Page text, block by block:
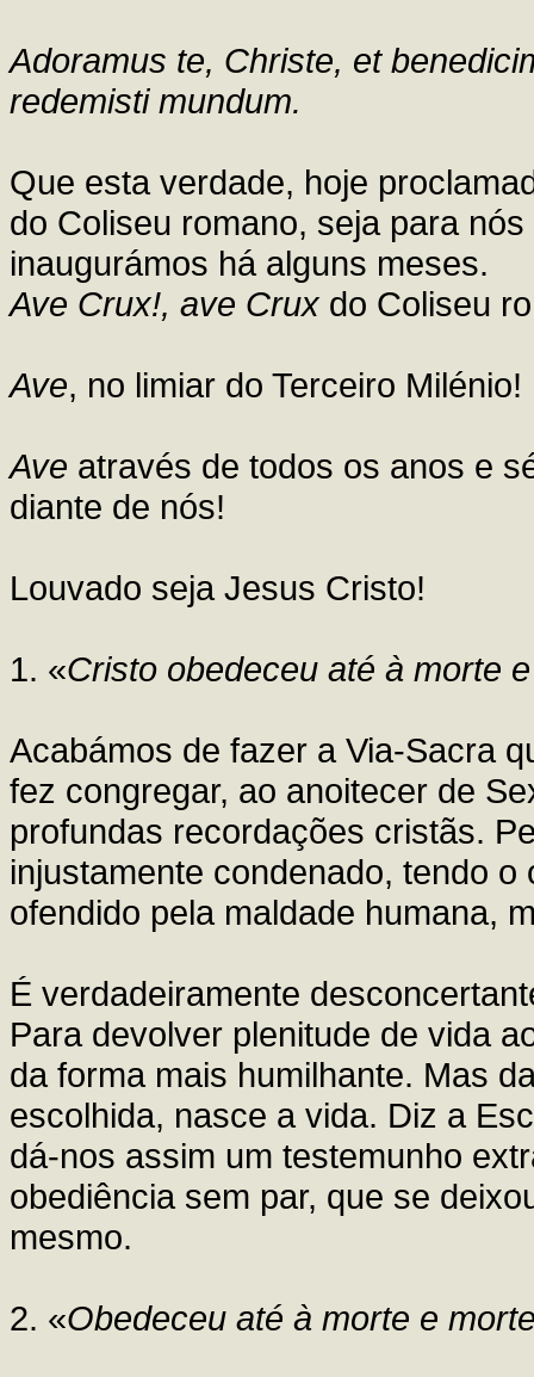
Adoramus te, Christe, et
redemisti mundum.
Que esta verdade, hoje
do Coliseu romano, seja para
inaugurámos há alguns meses.
Ave Crux!, ave Crux do Coliseu
Ave, no limiar do Terceiro Milénio!
Ave através de todos os anos e
diante de nós!
Louvado seja Jesus Cristo!
1. «Cristo obedeceu até à morte
Acabámos de fazer a Via-Sacra
fez congregar, ao anoitecer de
profundas recordações cristãs.
injustamente condenado, tendo
ofendido pela maldade humana,
É verdadeiramente
Para devolver plenitude de vida
da forma mais humilhante. Mas
escolhida, nasce a vida. Diz a
dá-nos assim um testemunho
obediência sem par, que se
mesmo.
2. «Obedeceu até à morte e